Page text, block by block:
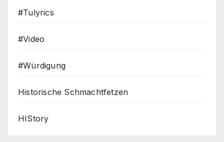
#Tulyrics
#Video
#Würdigung
Historische Schmachtfetzen
HIStory